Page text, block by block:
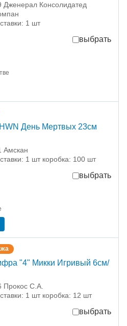
Дженерал Консолидатед
1 шт
выбрать
День Мертвых 23см
Амскан
1 шт коробка: 100 шт
выбрать
"4" Микки Игривый 6см/
Прокос С.А.
1 шт коробка: 12 шт
выбрать